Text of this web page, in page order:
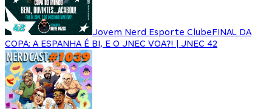
Jovem Nerd Esporte ClubeFINAL DA
COPA: A ESPANHA É BI, E O JNEC VOA?! | JNEC 42